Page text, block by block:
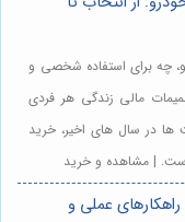
چه برای استفاده شخصی و
مالی زندگی هر فردی
در سال های اخیر، خرید
| مشاهده و خرید
عملی و